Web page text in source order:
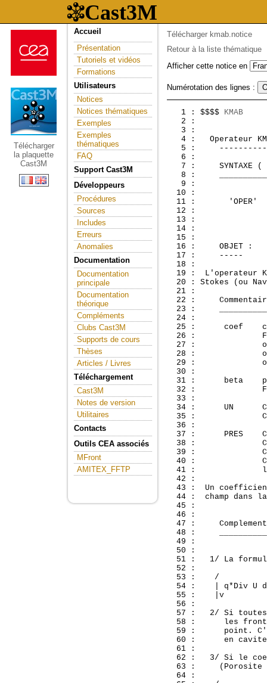
Télécharger
la plaquette
Cast3M
Accueil
Présentation
Tutoriels et vidéos
Formations
Utilisateurs
Notices
Notices thématiques
Exemples
Exemples
thématiques
FAQ
Support Cast3M
Développeurs
Procédures
Sources
Includes
Erreurs
Anomalies
Documentation
Documentation
principale
Documentation
théorique
Compléments
Clubs Cast3M
Supports de cours
Thèses
Articles / Livres
Téléchargement
Cast3M
Notes de version
Utilitaires
Contacts
Outils CEA associés
MFront
AMITEX_FFTP
Télécharger kmab.notice
Retour à la liste thématique
Afficher cette notice en
Numérotation des lignes :
   1 : $$$$
KMAB
2 :
   4 :
5 :
7 :
8 :
   9 :
  10 :
11 :       'OPER'
  12 :
  13 :
  16 :     OBJET :
  17 :     -----
  18 :
19 :  L'operateur
20 : Stokes (ou
  21 :
22 :
23 :
  24 :
25 :      coef
26 :
27 :
28 :
29 :
  30 :
31 :      beta
32 :
  33 :
34 :      UN
35 :
  36 :
37 :      PRES
38 :
39 :
40 :
41 :
  42 :
43 :  Un
44 :  champ dans
  45 :
  46 :
47 :
48 :
  49 :
  50 :
51 :   1/ La
  52 :
53 :
54 :    | q*Div U
55 :
  56 :
57 :   2/ Si
58 :      les
59 :      point.
60 :      en
  61 :
62 :   3/ Si le
63 :     (Porosite
  64 :